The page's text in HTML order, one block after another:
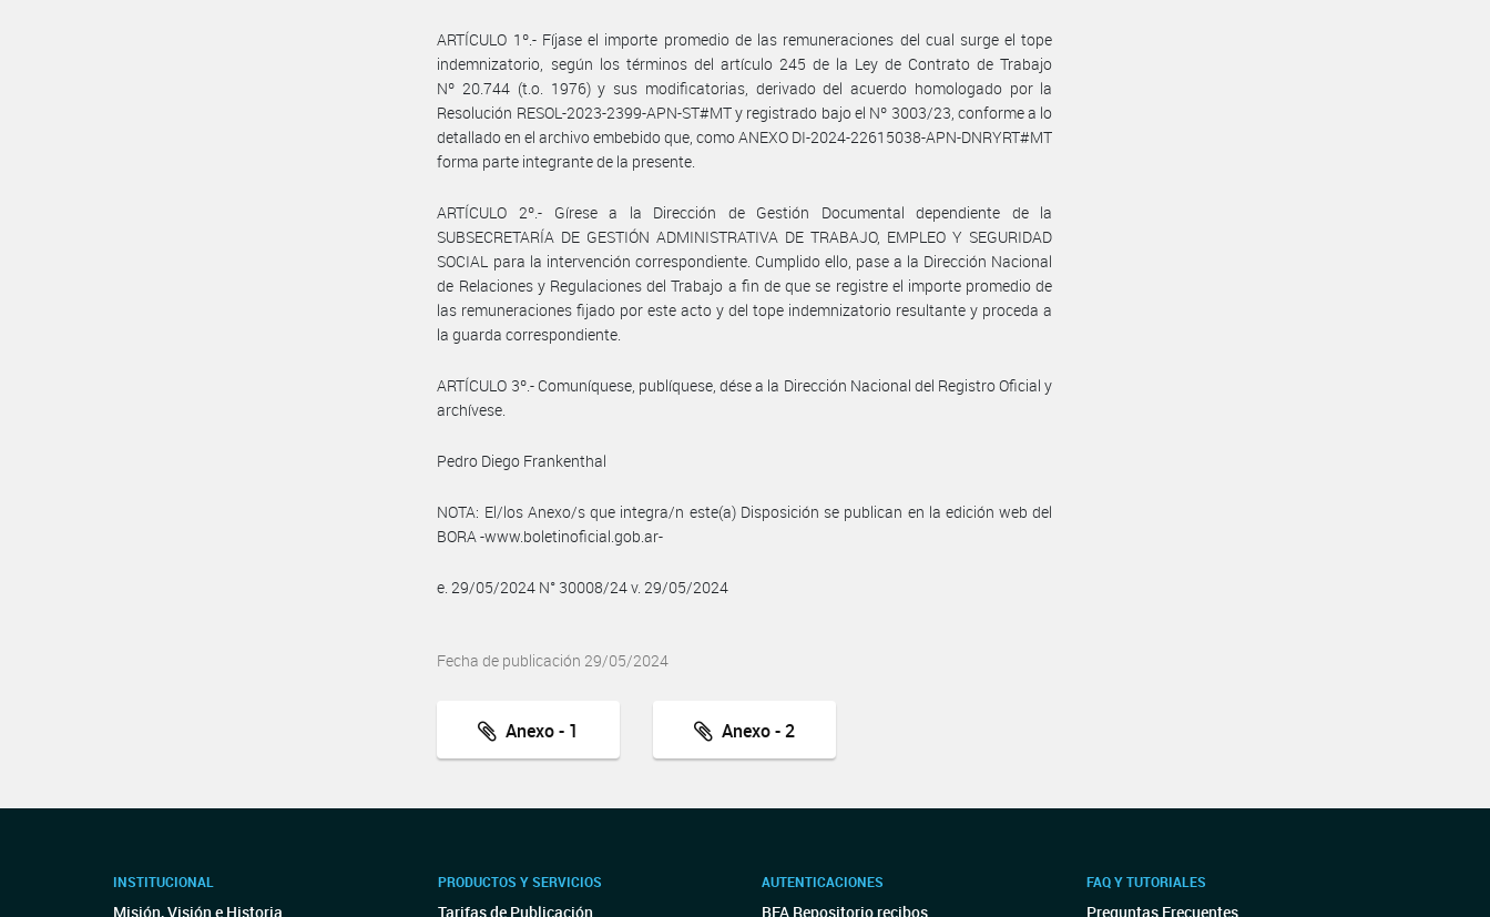
ARTÍCULO 1º.- Fíjase el importe promedio de las remuneraciones del cual surge el tope
indemnizatorio, según los términos del artículo 245 de la Ley de Contrato de Trabajo
Nº 20.744 (t.o. 1976) y sus modificatorias, derivado del acuerdo homologado por la
Resolución RESOL-2023-2399-APN-ST#MT y registrado bajo el Nº 3003/23, conforme a lo
detallado en el archivo embebido que, como ANEXO DI-2024-22615038-APN-DNRYRT#MT
forma parte integrante de la presente.
ARTÍCULO 2º.- Gírese a la Dirección de Gestión Documental dependiente de la
SUBSECRETARÍA DE GESTIÓN ADMINISTRATIVA DE TRABAJO, EMPLEO Y SEGURIDAD
SOCIAL para la intervención correspondiente. Cumplido ello, pase a la Dirección Nacional
de Relaciones y Regulaciones del Trabajo a fin de que se registre el importe promedio de
las remuneraciones fijado por este acto y del tope indemnizatorio resultante y proceda a
la guarda correspondiente.
ARTÍCULO 3º.- Comuníquese, publíquese, dése a la Dirección Nacional del Registro Oficial y
archívese.
Pedro Diego Frankenthal
NOTA: El/los Anexo/s que integra/n este(a) Disposición se publican en la edición web del
BORA -www.boletinoficial.gob.ar-
e. 29/05/2024 N° 30008/24 v. 29/05/2024
Fecha de publicación 29/05/2024
Anexo - 1 Anexo - 2
INSTITUCIONAL
Misión, Visión e Historia
PRODUCTOS Y SERVICIOS
Tarifas de Publicación
AUTENTICACIONES
BFA Repositorio recibos
FAQ Y TUTORIALES
Preguntas Frecuentes